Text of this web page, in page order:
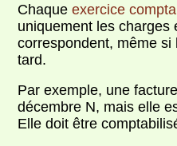
Chaqueexercice
uniquement les charges
correspondent, même
tard.
Par exemple, une
décembre N, mais elle
Elle doit être